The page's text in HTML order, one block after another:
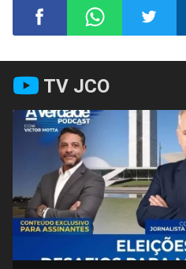
Compartilhar
no
Facebook
no
Whatsapp
no
Twitter
TV JCO